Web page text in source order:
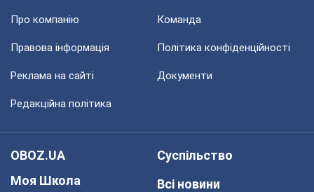
Про компанію Команда
Правова інформація Політика конфіденційності
Реклама на сайті Документи
Редакційна політика
OBOZ.UA
Моя Школа
Суспільство
Всі новини